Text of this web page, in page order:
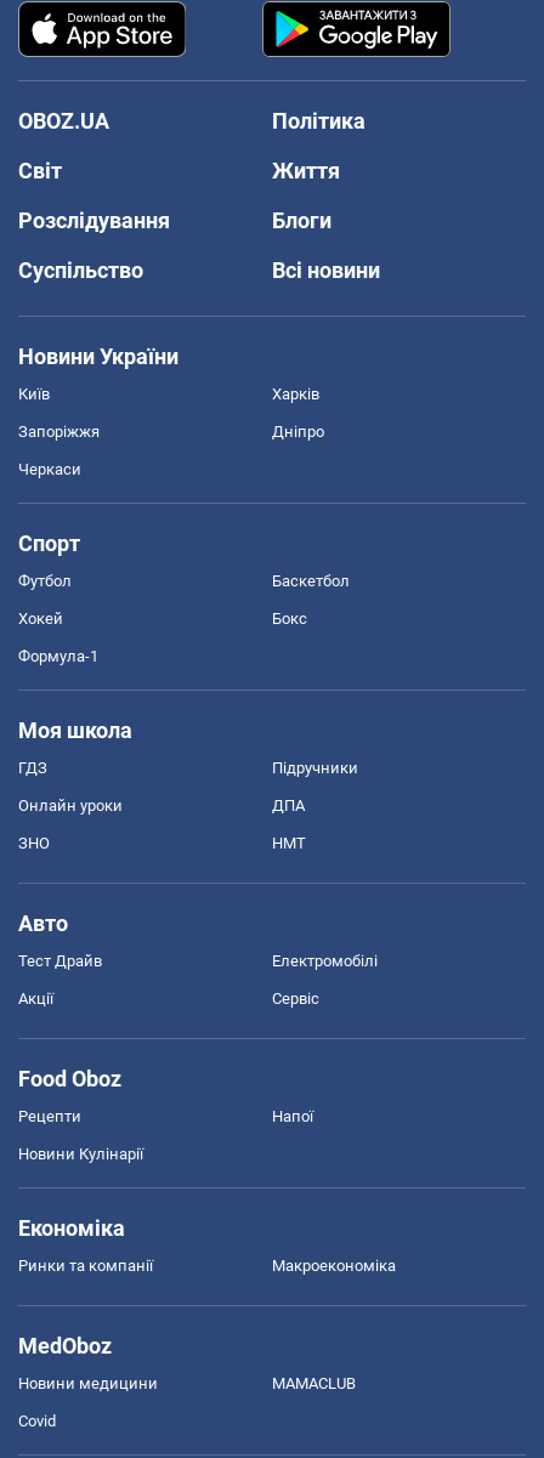
OBOZ.UA
Політика
Світ
Життя
Розслідування
Блоги
Суспільство
Всі новини
Новини України
Київ Харків
Запоріжжя Дніпро
Черкаси
Спорт
Футбол Баскетбол
Хокей Бокс
Формула-1
Моя школа
ГДЗ Підручники
Онлайн уроки ДПА
ЗНО НМТ
Авто
Тест Драйв Електромобілі
Акції Сервіс
Food Oboz
Рецепти Напої
Новини Кулінарії
Економіка
Ринки та компанії Макроекономіка
MedOboz
Новини медицини MAMACLUB
Covid